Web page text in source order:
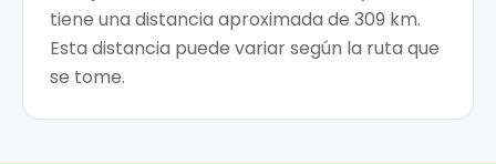
tiene una distancia aproximada de 309 km.
Esta distancia puede variar según la ruta que
se tome.